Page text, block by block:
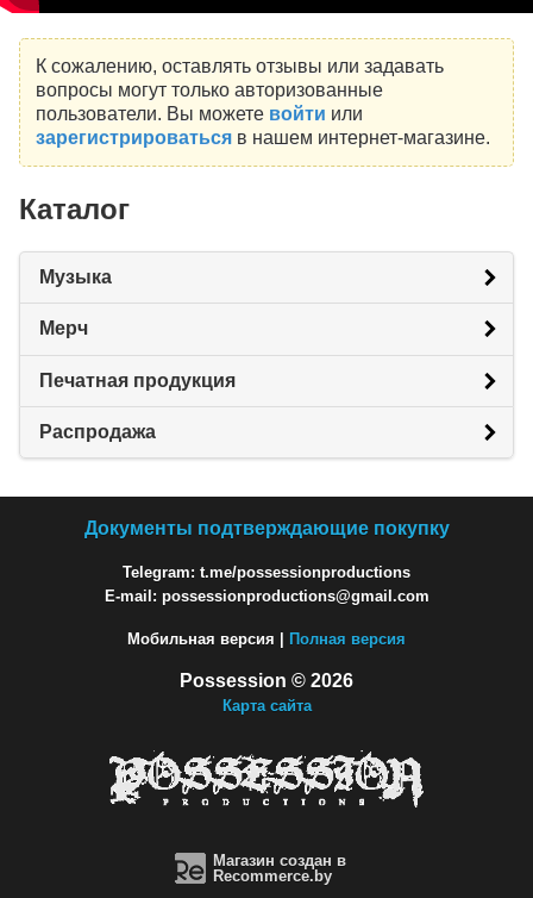
К сожалению, оставлять отзывы или задавать
вопросы могут только авторизованные
пользователи. Вы можете войти или
зарегистрироватьсяв нашем интернет-магазине.
Каталог
Музыка
Мерч
Печатная продукция
Распродажа
Документы подтверждающие покупку
Telegram: t.me/possessionproductions
E-mail: possessionproductions@gmail.com
Мобильная версия | Полная версия
Possession © 2026
Карта сайта
Магазин создан в
Recommerce.by